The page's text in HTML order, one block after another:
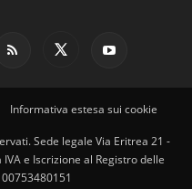
Informativa estesa sui cookie
Sede legale Via Eritrea 21 -
e Iscrizione al Registro delle